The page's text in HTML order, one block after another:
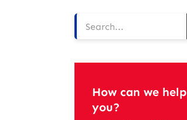
How can we help
you?